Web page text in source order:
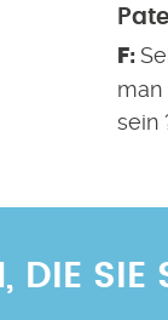
man
sein
DIE SIE